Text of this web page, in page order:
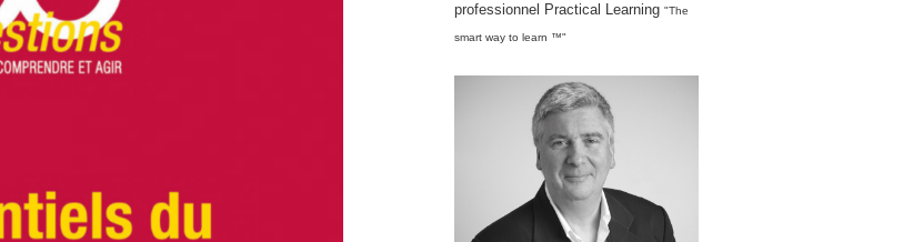
professionnel Practical Learning "The
smart way to learn ™"